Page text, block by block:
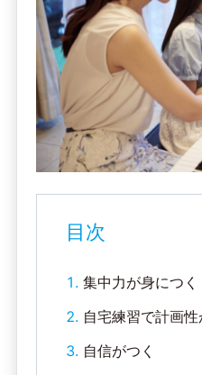
目次
集中力が身につく
自宅練習で計画性
自信がつく